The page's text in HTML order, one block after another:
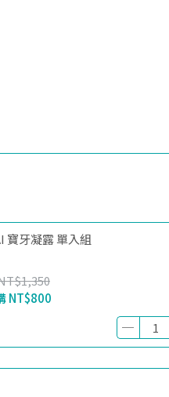
寶牙凝露 單入組
NT$800